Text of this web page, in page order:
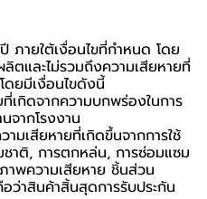
ายใต้เงื่อนไขที่กำหนด โดย
ตและไม่รวมถึงความเสียหายที่
ดยมีเงื่อนไขดังนี้
เกิดจากความบกพร่องในการ
จากโรงงาน
มเสียหายที่เกิดขึ้นจากการใช้
าติ, การตกหล่น, การซ่อมแซม
พความเสียหาย ชิ้นส่วน
าสินค้าสิ้นสุดการรับประกัน